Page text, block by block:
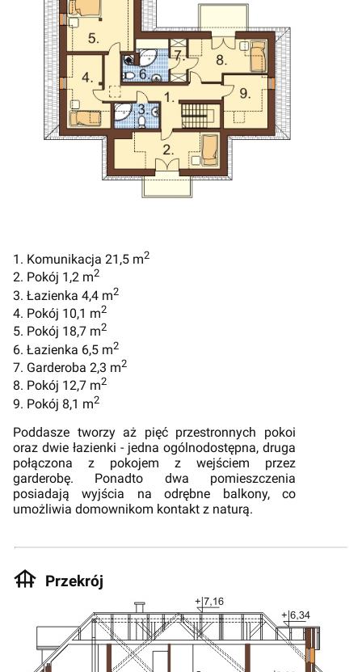
1. Komunikacja 21,5 m2
2. Pokój 1,2 m2
3. Łazienka 4,4 m2
4. Pokój 10,1 m2
5. Pokój 18,7 m2
6. Łazienka 6,5 m2
7. Garderoba 2,3 m2
8. Pokój 12,7 m2
9. Pokój 8,1 m2
Poddasze tworzy aż pięć przestronnych pokoi
oraz dwie łazienki - jedna ogólnodostępna, druga
połączona z pokojem z wejściem przez
garderobę. Ponadto dwa pomieszczenia
posiadają wyjścia na odrębne balkony, co
umożliwia domownikom kontakt z naturą.
Przekrój